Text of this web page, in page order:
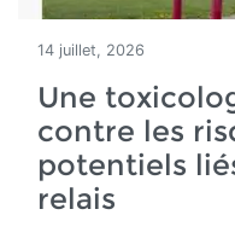
14 juillet, 2026
Une
contre les
potentiels
relais